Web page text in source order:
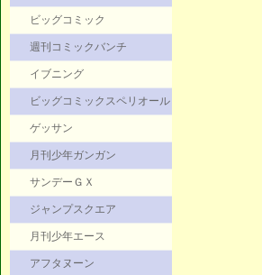
ビッグコミック
週刊コミックバンチ
イブニング
ビッグコミックスペリオール
ゲッサン
月刊少年ガンガン
サンデーＧＸ
ジャンプスクエア
月刊少年エース
アフタヌーン